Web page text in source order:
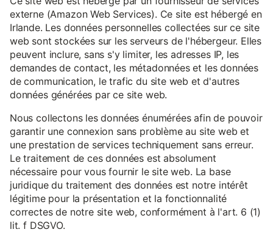
externe (Amazon Web Services). Ce site est hébergé en
Irlande. Les données personnelles collectées sur ce site
web sont stockées sur les serveurs de l'hébergeur. Elles
peuvent inclure, sans s'y limiter, les adresses IP, les
demandes de contact, les métadonnées et les données
de communication, le trafic du site web et d'autres
données générées par ce site web.
Nous collectons les données énumérées afin de pouvoir
garantir une connexion sans problème au site web et
une prestation de services techniquement sans erreur.
Le traitement de ces données est absolument
nécessaire pour vous fournir le site web. La base
juridique du traitement des données est notre intérêt
légitime pour la présentation et la fonctionnalité
correctes de notre site web, conformément à l'art. 6 (1)
lit. f DSGVO.